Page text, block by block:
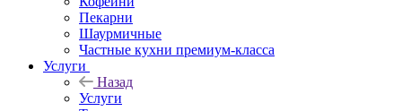
Пекарни
Шаурмичные
Частные кухни премиум-класса
Услуги
Назад
Услуги